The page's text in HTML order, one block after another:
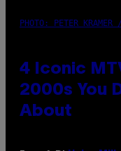
PHOTO: PETER
4 Iconic
2000s You
About